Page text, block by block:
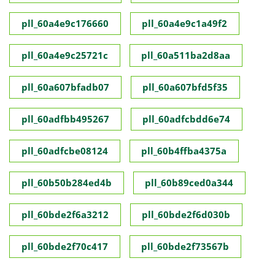
pll_60a4e9c176660 pll_60a4e9c1a49f2
pll_60a4e9c25721c pll_60a511ba2d8aa
pll_60a607bfadb07 pll_60a607bfd5f35
pll_60adfbb495267 pll_60adfcbdd6e74
pll_60adfcbe08124 pll_60b4ffba4375a
pll_60b50b284ed4b pll_60b89ced0a344
pll_60bde2f6a3212 pll_60bde2f6d030b
pll_60bde2f70c417 pll_60bde2f73567b